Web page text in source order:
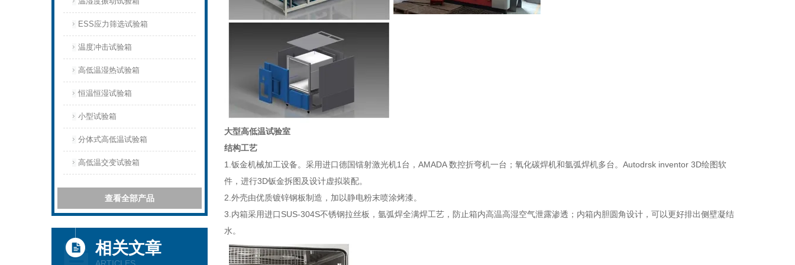
ESS应力筛选试验箱
温度冲击试验箱
高低温湿热试验箱
恒温恒湿试验箱
小型试验箱
分体式高低温试验箱
高低温交变试验箱
查看全部产品
相关文章
大型高低温试验室
结构工艺
1. 钣金机械加工设备。采用进口德国镭射激光机1台，AMADA 数控折弯机一台；氧化碳焊机和氩弧焊机多台。Autodrsk inventor 3D绘图软
件，进行3D钣金拆图及设计虚拟装配。
2.外壳由优质镀锌钢板制造，加以静电粉末喷涂烤漆。
3.内箱采用进口SUS-304S不锈钢拉丝板，氩弧焊全满焊工艺，防止箱内高温高湿空气泄露渗透；内箱内胆圆角设计，可以更好排出侧壁凝结
水。